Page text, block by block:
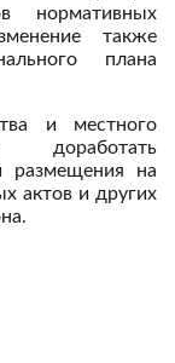
нормативных
также
плана
и местного
доработать
размещения на
актов и других